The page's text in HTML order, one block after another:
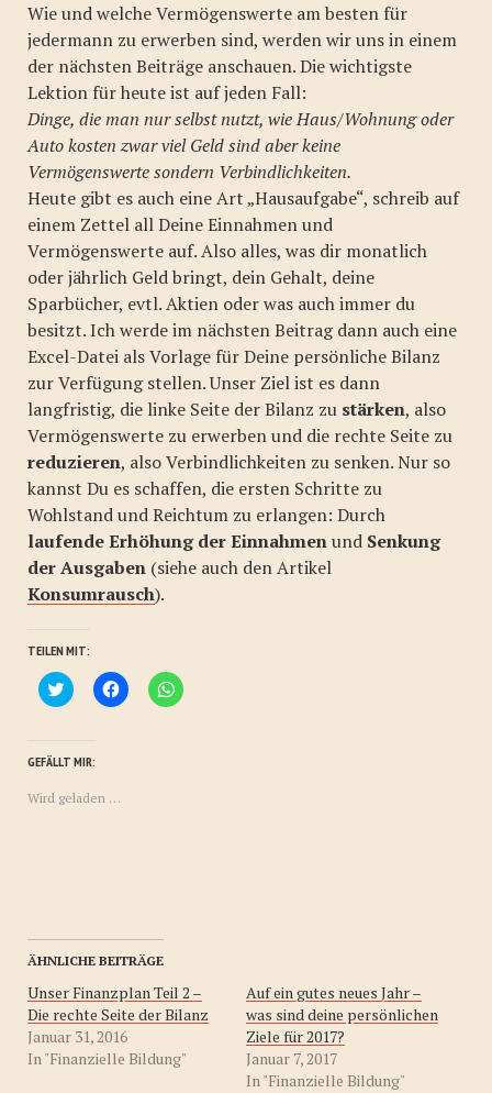
Wie und welche Vermögenswerte am besten für
jedermann zu erwerben sind, werden wir uns in einem
der nächsten Beiträge anschauen. Die wichtigste
Lektion für heute ist auf jeden Fall:
Dinge, die man nur selbst nutzt, wie Haus/Wohnung oder
Auto kosten zwar viel Geld sind aber keine
Vermögenswerte sondern Verbindlichkeiten.
Heute gibt es auch eine Art „Hausaufgabe“, schreib auf
einem Zettel all Deine Einnahmen und
Vermögenswerte auf. Also alles, was dir monatlich
oder jährlich Geld bringt, dein Gehalt, deine
Sparbücher, evtl. Aktien oder was auch immer du
besitzt. Ich werde im nächsten Beitrag dann auch eine
Excel-Datei als Vorlage für Deine persönliche Bilanz
zur Verfügung stellen. Unser Ziel ist es dann
langfristig, die linke Seite der Bilanz zu stärken, also
Vermögenswerte zu erwerben und die rechte Seite zu
reduzieren, also Verbindlichkeiten zu senken. Nur so
kannst Du es schaffen, die ersten Schritte zu
Wohlstand und Reichtum zu erlangen: Durch
laufende Erhöhung der Einnahmenund Senkung
der Ausgaben (siehe auch den Artikel
Konsumrausch).
TEILEN MIT:
Klick,
um
zu
teilen
(Wird
neuem
Klick,
um
Klicken,
um
GEFÄLLT MIR:
Wird geladen …
ÄHNLICHE BEITRÄGE
Unser Finanzplan Teil 2 –
Die rechte Seite der Bilanz
Januar 31, 2016
In "Finanzielle Bildung"
Auf ein gutes neues Jahr –
was sind deine persönlichen
Ziele für 2017?
Januar 7, 2017
In "Finanzielle Bildung"